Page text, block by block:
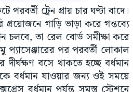
ট্রেন প্রায় চার ঘণ্টা বাদে।
গাড়ি ভাড়া করে গন্তব্যে
চলবে, তা রেল বোর্ড সমীক্ষা করে
প্যাসেঞ্জারের পর পরবর্তী লোকাল
বসে থাকতে হচ্ছে বর্ধমান
বর্ধমান যাওয়ার জন্য ওই সময়ে